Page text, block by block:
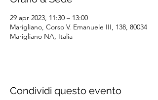
29 apr 2023, 11:30 – 13:00
Marigliano, Corso V. Emanuele III, 138, 80034
Marigliano NA, Italia
Condividi questo evento